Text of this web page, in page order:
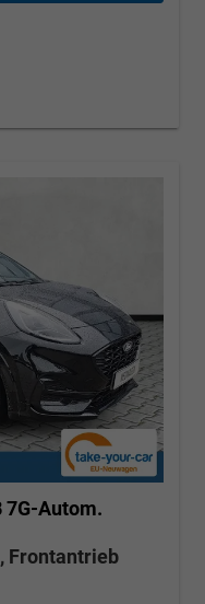
7G-Autom.
Frontantrieb